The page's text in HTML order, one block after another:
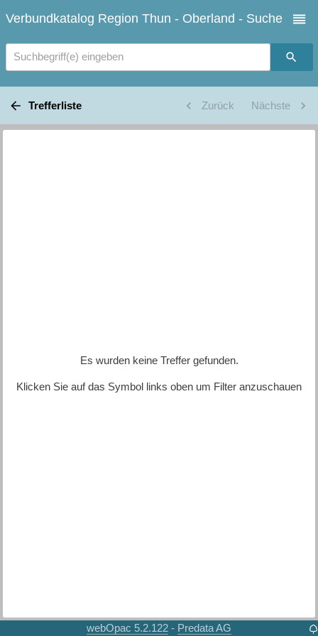
Verbundkatalog Region Thun - Oberland - Suche
Suchbegriff(e) eingeben
Trefferliste Zurück Nächste
Es wurden keine Treffer gefunden.
Klicken Sie auf das Symbol links oben um Filter anzuschauen
webOpac 5.2.122 - Predata AG